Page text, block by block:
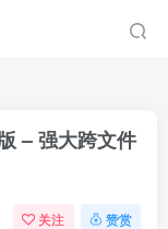
– 强大跨文件
关注 赞赏